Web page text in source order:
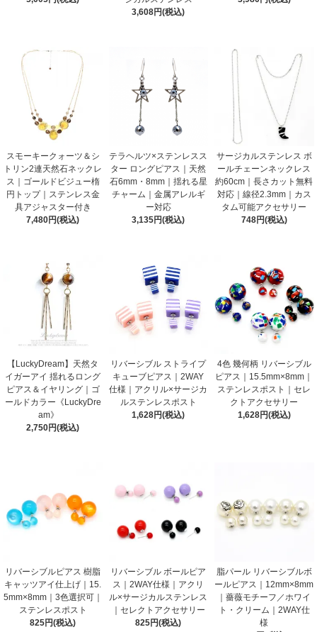
3,608円(税込)
スモーキークォーツ＆シ
トリン2連天然石ネックレ
ス｜ゴールドビジュー楕
円トップ｜ステンレス金
具アジャスター付き
7,480円(税込)
テラヘルツ×ステンレスス
ター ロングピアス｜天然
石6mm・8mm｜揺れる星
チャーム｜金属アレルギ
ー対応
3,135円(税込)
サージカルステンレス ボ
ールチェーンネックレス
約60cm｜長さカット無料
対応｜線径2.3mm｜カス
タム可能アクセサリー
748円(税込)
【LuckyDream】天然タ
イガーアイ 揺れるロング
ピアス＆イヤリング｜ゴ
ールドカラー《LuckyDre
am》
2,750円(税込)
リバーシブル ストライプ
キューブピアス｜2WAY
仕様｜アクリル×サージカ
ルステンレスポスト
1,628円(税込)
4色 幾何柄 リバーシブル
ピアス｜15.5mm×8mm｜
ステンレスポスト｜セレ
クトアクセサリー
1,628円(税込)
リバーシブルピアス 樹脂
キャッツアイ仕上げ｜15.
5mm×8mm｜3色選択可｜
ステンレスポスト
825円(税込)
リバーシブル ボールピア
ス｜2WAY仕様｜アクリ
ル×サージカルステンレス
｜セレクトアクセサリー
825円(税込)
脂パール リバーシブルボ
ールピアス｜12mm×8mm
｜薔薇モチーフ／ホワイ
ト・クリーム｜2WAY仕
様